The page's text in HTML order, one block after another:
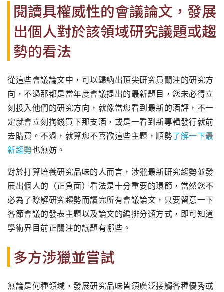
閱讀具權威性的會議論文，發展
出個人對於該領域研究議題或趨
勢的看法
從這些會議論文中，可以歸納出頂尖研究員關注的研究方
向，不過那都是當年度會議提出的最新題目，您未必得立
刻投入他們的研究方向，就像當您看到最新的酒評，不一
定就會立刻掏錢買下那支酒，或是一看到新專輯發行就前
去購買。不過，就算您不喜歡這些主題，順勢了解一下最
新趨勢也無妨。
對於打算培養研究品味的人而言，涉獵最新研究趨勢並發
展出個人的（正負面）看法是十分重要的環節，當然您不
必為了瞭解研究趨勢而讀完所有會議論文，只要留意一下
各節會議的發表主題以及論文的編排分類方式，即可知道
學術界目前正關注的議題有哪些。
多方涉獵並嘗試
無論是何種領域，發展研究品味皆須廣泛接觸各種優秀或